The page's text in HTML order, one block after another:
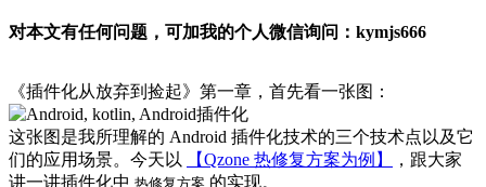
对本文有任何问题，可加我的个人微信询问：kymjs666
《插件化从放弃到捡起》第一章，首先看一张图：
这张图是我所理解的 Android 插件化技术的三个技术点以及它
们的应用场景。今天以
【Qzone 热修复方案为例】
，跟大家
讲一讲插件化中 热修复方案 的实现。